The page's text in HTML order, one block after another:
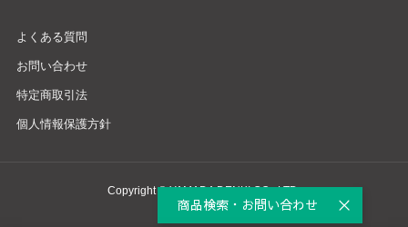
よくある質問
お問い合わせ
特定商取引法
個人情報保護方針
Copyright © YAMADA DENKI CO., LTD.
商品検索・お問い合わせ